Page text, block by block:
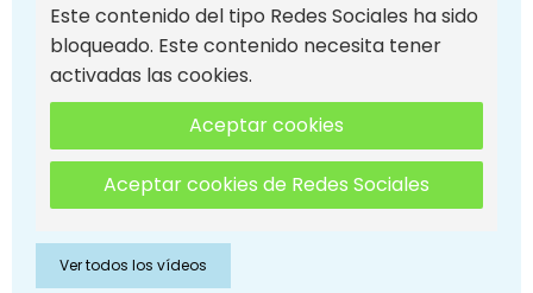
Este contenido del tipo Redes Sociales ha sido
bloqueado. Este contenido necesita tener
activadas las cookies.
Aceptar cookies
Aceptar cookies de Redes Sociales
Ver todos los vídeos